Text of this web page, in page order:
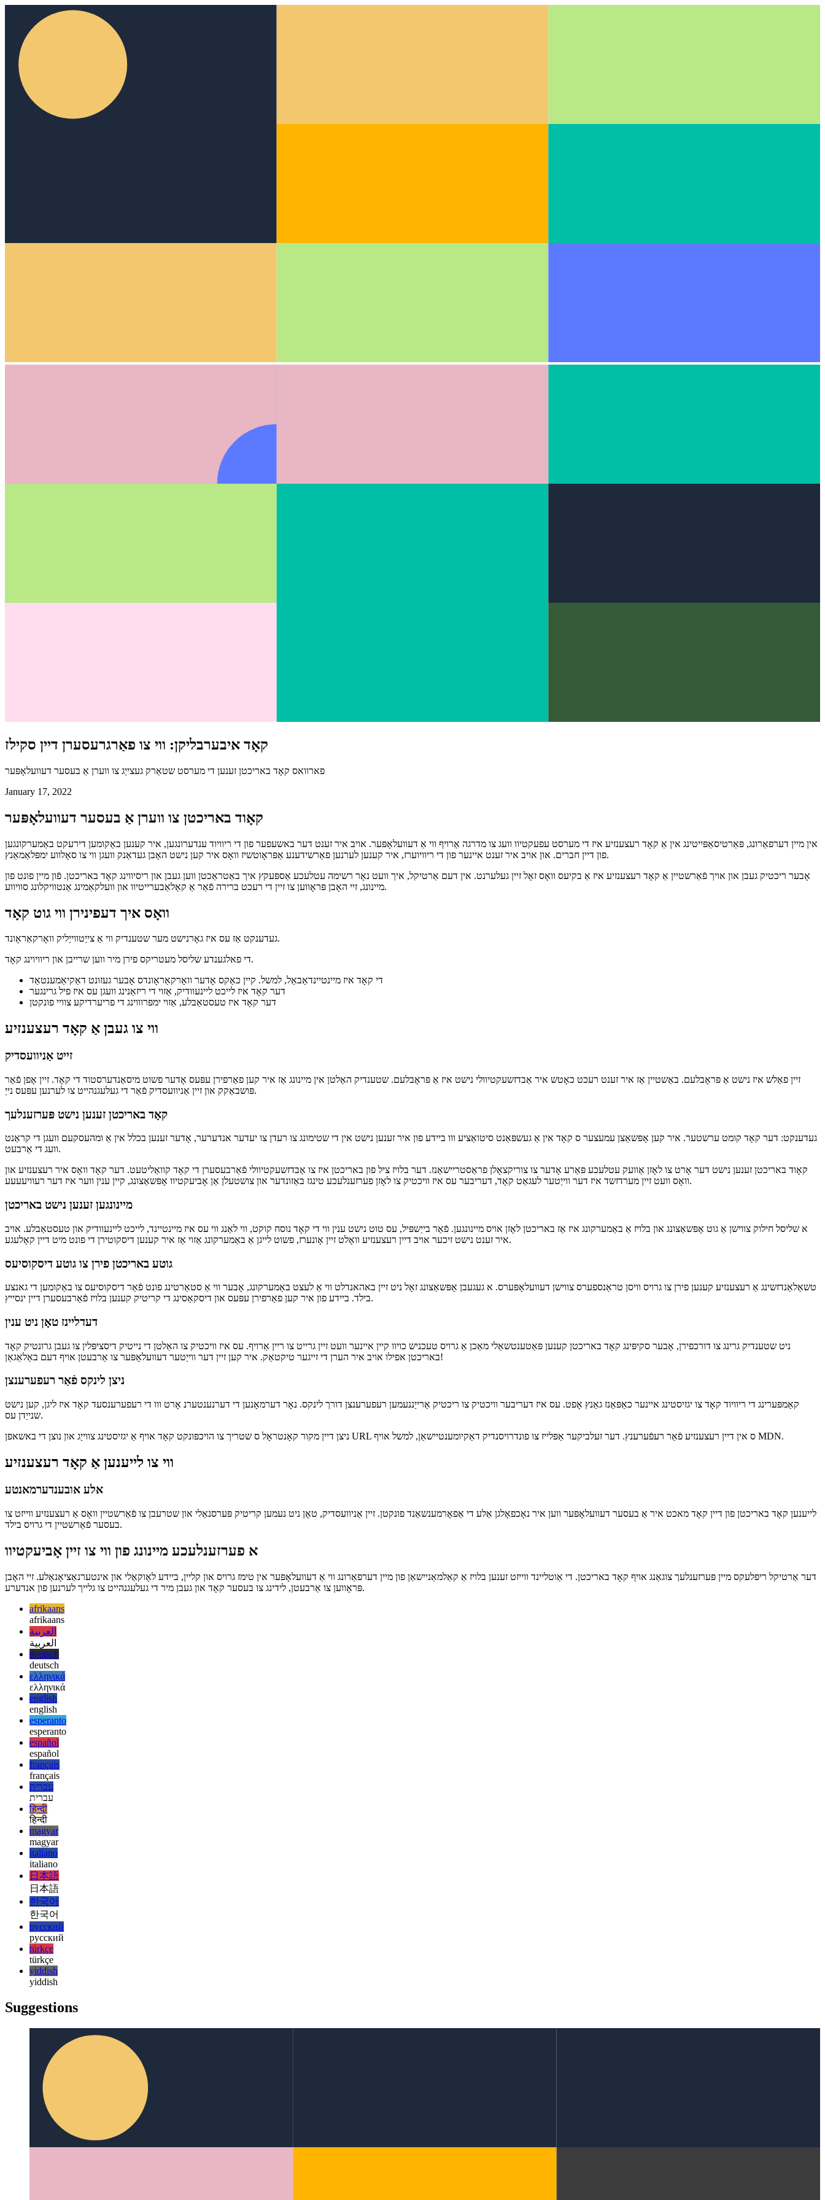
קאָד איבערבליקן: ווי צו פאַרגרעסערן דיין סקילז
פארוואס קאָד באריכטן זענען די מערסט שטאַרק געצייַג צו ווערן אַ בעסער דעוועלאָפּער
January 17, 2022
קאָוד באריכטן צו ווערן אַ בעסער דעוועלאָפּער
פון דיין חברים. און אויב איר זענט איינער פון די ריוויוערז, איר קענען לערנען פאַרשידענע אַפּראָוטשיז וואָס איר קען נישט האָבן געדאַנק וועגן ווי צו סאָלווע ימפּלאַמאַנץ.
וואָס איך דעפינירן ווי גוט קאָד
די פאלגענדע שליסל מעטריקס פירן מיר ווען שרייבן און ריוויוינג קאָד.
די קאָד איז מיינטיינדאַבאַל, למשל. קיין כאַקס אָדער וואָרקאַראָונדס אָבער געזונט דאַקיאַמענטאַד
דער קאָד איז טעסטאַבלע, אַזוי ימפּרוווינג די פריערדיקע צוויי פונקטן
ווי צו געבן אַ קאָד רעצענזיע
זייט אַניוועסדיק
קאָד באריכטן זענען נישט פּערזענלעך
געדענקט: דער קאָד קומט ערשטער. איר קען אָפּשאַצן עמעצער ס קאָד אין אַ געשפּאַנט סיטואַציע ווו ביידע פון איר זענען נישט אין די שטימונג צו רעדן צו יעדער אנדערער, אָדער זענען בכלל אין אַ ומהעסקעם וועגן די קראַנט
וועג די אַרבעט.
מיינונגען זענען נישט באריכטן
גוטע באריכטן פירן צו גוטע דיסקוסיעס
דעדליינז טאָן ניט ענין
ניצן לינקס פֿאַר רעפערענצן
ווי צו לייענען אַ קאָד רעצענזיע
אלע אובענדערמאנטע
בעסער פֿאַרשטיין די גרויס בילד.
א פערזענלעכע מיינונג פון ווי צו זיין אָביעקטיוו
דער אַרטיקל ריפלעקס מיין פּערזענלעך צוגאַנג אויף קאָד באריכטן. די אַוטליינד ווייזט זענען בלויז אַ קאַלמאַניישאַן פון מיין דערפאַרונג ווי אַ דעוועלאָפּער אין טימז גרויס און קליין, ביידע לאָוקאַלי און אינטערנאַציאָנאַלע. זיי האָבן
afrikaans
afrikaans
العربية
العربية
deutsch
deutsch
ελληνικά
ελληνικά
english
english
esperanto
esperanto
español
español
français
français
עברית
עברית
हिन्दी
हिन्दी
magyar
magyar
italiano
italiano
日本語
日本語
한국어
한국어
русский
русский
türkçe
türkçe
yiddish
Suggestions